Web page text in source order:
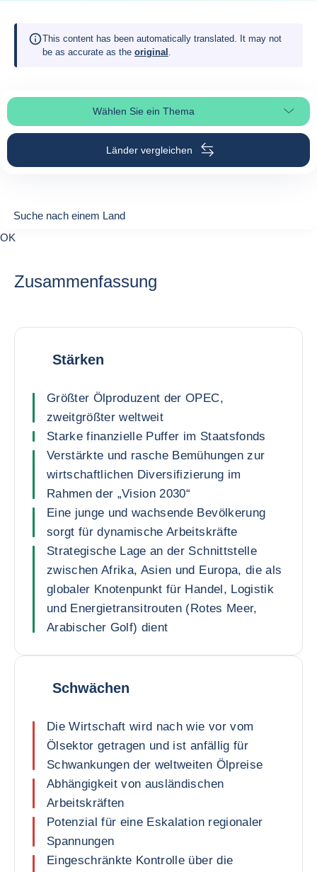
This content has been automatically translated. It may not
be as accurate as the original .
Wählen Sie ein ThemaSeitenabschnitt auswählen
Länder vergleichen
Suche nach einem Land
0suggestions
Suche nach einem Land
OK
Zusammenfassung
Stärken
Größter Ölproduzent der OPEC,
zweitgrößter weltweit
Starke finanzielle Puffer im Staatsfonds
Verstärkte und rasche Bemühungen zur
wirtschaftlichen Diversifizierung im
Rahmen der „Vision 2030“
Eine junge und wachsende Bevölkerung
sorgt für dynamische Arbeitskräfte
Strategische Lage an der Schnittstelle
zwischen Afrika, Asien und Europa, die als
globaler Knotenpunkt für Handel, Logistik
und Energietransitrouten (Rotes Meer,
Arabischer Golf) dient
Schwächen
Die Wirtschaft wird nach wie vor vom
Ölsektor getragen und ist anfällig für
Schwankungen der weltweiten Ölpreise
Abhängigkeit von ausländischen
Arbeitskräften
Potenzial für eine Eskalation regionaler
Spannungen
Eingeschränkte Kontrolle über die